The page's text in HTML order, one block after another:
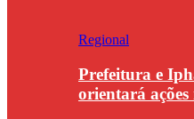
Regional
Prefeitura e
orientará